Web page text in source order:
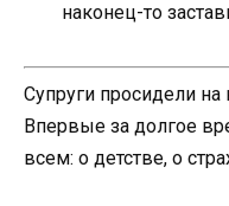
наконец-то
Супруги просидели на
Впервые за долгое
всем: о детстве, о